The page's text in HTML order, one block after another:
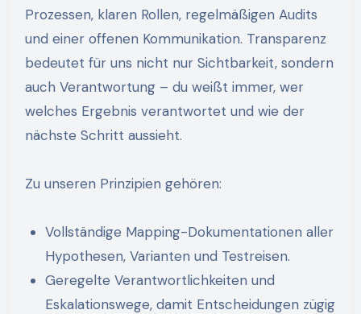
Prozessen, klaren Rollen, regelmäßigen Audits
und einer offenen Kommunikation. Transparenz
bedeutet für uns nicht nur Sichtbarkeit, sondern
auch Verantwortung – du weißt immer, wer
welches Ergebnis verantwortet und wie der
nächste Schritt aussieht.
Zu unseren Prinzipien gehören:
Vollständige Mapping-Dokumentationen aller
Hypothesen, Varianten und Testreisen.
Geregelte Verantwortlichkeiten und
Eskalationswege, damit Entscheidungen zügig